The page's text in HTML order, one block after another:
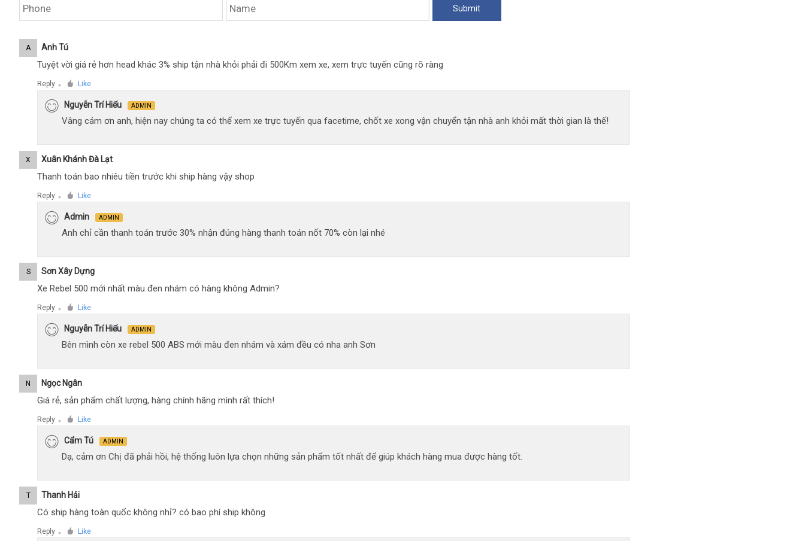
A Anh Tú
Tuyệt vời giá rẻ hơn head khác 3% ship tận nhà khỏi phải đi 500Km xem xe, xem trực tuyến cũng rõ ràng
Reply ● Like
Nguyễn Trí Hiếu ADMIN
Vâng cám ơn anh, hiện nay chúng ta có thể xem xe trực tuyến qua facetime, chốt xe xong vận chuyển tận nhà anh khỏi mất thời gian là thế!
X Xuân Khánh Đà Lạt
Thanh toán bao nhiêu tiền trước khi ship hàng vậy shop
Reply ● Like
Admin ADMIN
Anh chỉ cần thanh toán trước 30% nhận đúng hàng thanh toán nốt 70% còn lại nhé
S Sơn Xây Dựng
Xe Rebel 500 mới nhất màu đen nhám có hàng không Admin?
Reply ● Like
Nguyễn Trí Hiếu ADMIN
Bên mình còn xe rebel 500 ABS mới màu đen nhám và xám đều có nha anh Sơn
N Ngọc Ngân
Giá rẻ, sản phẩm chất lượng, hàng chính hãng mình rất thích!
Reply ● Like
Cẩm Tú ADMIN
Dạ, cảm ơn Chị đã phải hồi, hệ thống luôn lựa chọn những sản phẩm tốt nhất để giúp khách hàng mua được hàng tốt.
T Thanh Hải
Có ship hàng toàn quốc không nhỉ? có bao phí ship không
Reply ● Like